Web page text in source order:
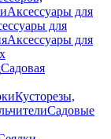
Аксессуары для
для
Аксессуары для
Садовая
Кусторезы,
Садовые